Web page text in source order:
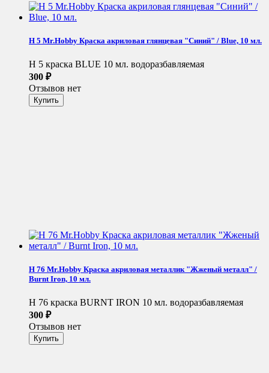
H 5 Mr.Hobby Краска акриловая глянцевая "Синий" / Blue, 10 мл.
H 5 краска BLUE 10 мл. водоразбавляемая
300 ₽
Отзывов нет
H 76 Mr.Hobby Краска акриловая металлик "Жженый металл" /
Burnt Iron, 10 мл.
H 76 краска BURNT IRON 10 мл. водоразбавляемая
300 ₽
Отзывов нет